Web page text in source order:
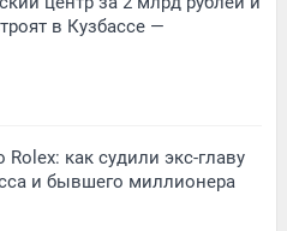
в Кузбассе —
как судили экс-главу
и бывшего миллионера